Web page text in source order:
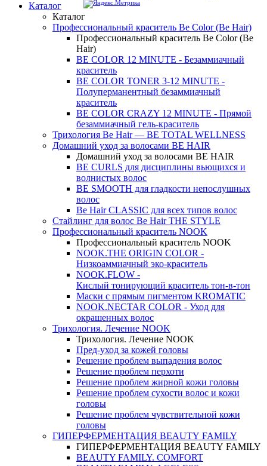
Каталог
Каталог
Профессиональный краситель Be Color (Be Hair)
Профессиональный краситель Be Color (Be
Hair)
BE COLOR 12 MINUTE - Безаммиачный
краситель
BE COLOR TONER 3-12 MINUTE -
Полуперманентный безаммиачный
краситель
BE COLOR CRAZY 12 MINUTE - Прямой
безаммиачный гель-краситель
Трихология Be Hair — BE TOTAL WELLNESS
Домашний уход за волосами BE HAIR
Домашний уход за волосами BE HAIR
BE CURLS для дисциплины вьющихся и
волнистых волос
BE SMOOTH для гладкости непослушных
волос
Be Hair CLASSIC для всех типов волос
Стайлинг для волос Be Hair THE STYLE
Профессиональный краситель NOOK
Профессиональный краситель NOOK
NOOK.THE ORIGIN COLOR -
Низкоаммиачный эко-краситель
NOOK.FLOW -
Кислый тонирующий краситель тон-в-тон
Маски с прямым пигментом KROMATIC
NOOK.NECTAR COLOR - Уход для
окрашенных волос
Трихология. Лечение NOOK
Трихология. Лечение NOOK
Пред-уход за кожей головы
Решение проблем выпадения волос
Решение проблем перхоти
Решение проблем жирной кожи головы
Решение проблем сухости волос и кожи
головы
Решение проблем чувствительной кожи
головы
ГИПЕРФЕРМЕНТАЦИЯ BEAUTY FAMILY
ГИПЕРФЕРМЕНТАЦИЯ BEAUTY FAMILY
BEAUTY FAMILY. COMFORT